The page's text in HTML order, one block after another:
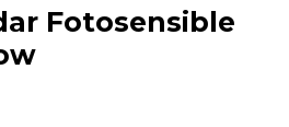
Fotosensible